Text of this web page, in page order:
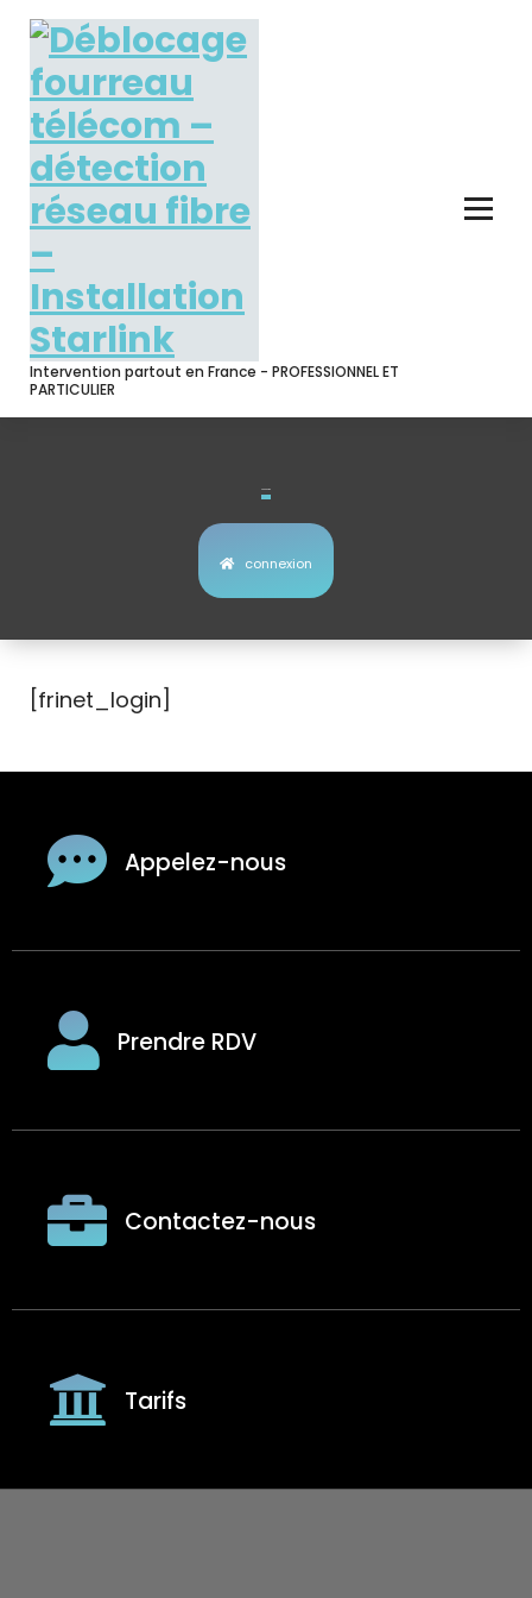
Skip
content
Intervention partout en France - PROFESSIONNEL ET
PARTICULIER
connexion
[frinet_login]
Appelez-nous
Prendre RDV
Contactez-nous
Tarifs